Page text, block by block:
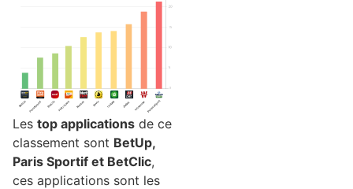
Les top applications de ce
classement sont BetUp,
Paris Sportif et BetClic,
ces applications sont les